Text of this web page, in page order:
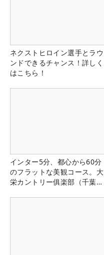
ネクストヒロイン選手とラウ
ンドできるチャンス！詳しく
はこちら！
インター5分、都心から60分
のフラットな美観コース。大
栄カントリー俱楽部（千葉